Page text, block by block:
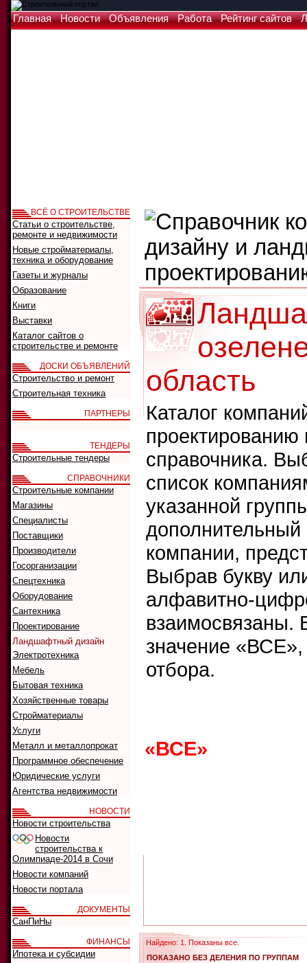
Главная Новости Объявления Работа Рейтинг сайтов
область
Каталог
проектированию
справочника.
список
указанной
дополнительный
компании,
Выбрав букву
алфавитно-
взаимосвязаны.
значение
отбора.
«ВСЕ»
Найдено: 1. Показаны все.
ПОКАЗАНО БЕЗ ДЕЛЕНИЯ ПО ГРУППАМ
ВСЁ О СТРОИТЕЛЬСТВЕ
Статьи о строительстве,
ремонте и недвижимости
Новые стройматериалы,
техника и оборудование
Газеты и журналы
Образование
Книги
Выставки
Каталог сайтов о
строительстве и ремонте
ДОСКИ ОБЪЯВЛЕНИЙ
Строительство и ремонт
Строительная техника
ПАРТНЕРЫ
ТЕНДЕРЫ
Строительные тендеры
СПРАВОЧНИКИ
Строительные компании
Магазины
Специалисты
Поставщики
Производители
Госорганизации
Спецтехника
Оборудование
Сантехника
Проектирование
Ландшафтный дизайн
Электротехника
Мебель
Бытовая техника
Хозяйственные товары
Стройматериалы
Услуги
Металл и металлопрокат
Программное обеспечение
Юридические услуги
Агентства недвижимости
НОВОСТИ
Новости строительства
Новости
строительства к
Олимпиаде-2014 в Сочи
Новости компаний
Новости портала
ДОКУМЕНТЫ
СанПиНы
ФИНАНСЫ
Ипотека и субсидии